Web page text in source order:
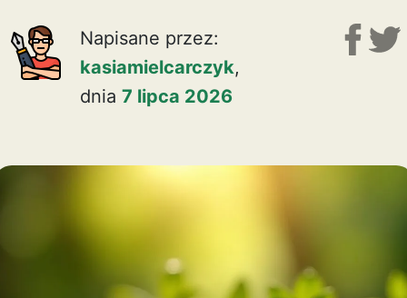
Napisane przez:
kasiamielcarczyk,
dnia 7 lipca 2026